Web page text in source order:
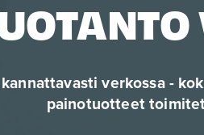
verkossa -
painotuotteet